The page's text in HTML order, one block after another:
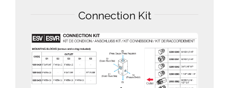
Connection Kit